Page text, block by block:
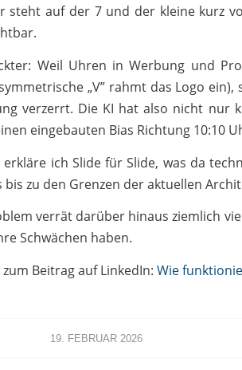
steht auf der 7 und der kleine kurz
Weil Uhren in Werbung und
„V” rahmt das Logo
verzerrt. Die KI hat also nicht nur
eingebauten Bias Richtung 10:10
erkläre ich Slide für Slide, was da
bis zu den Grenzen der aktuellen
verrät darüber hinaus ziemlich
Schwächen haben.
Beitrag auf LinkedIn: Wie
19. FEBRUAR 2026